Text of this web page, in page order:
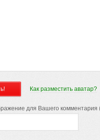
Как разместить аватар?
для Вашего комментария